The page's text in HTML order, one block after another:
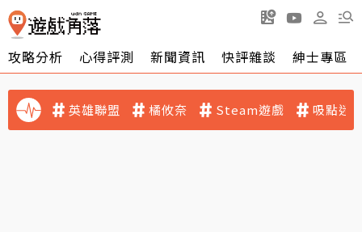
攻略分析 心得評測 新聞資訊 快評雜談 紳士專區
英雄聯盟 橘攸奈 Steam遊戲 吸點迷